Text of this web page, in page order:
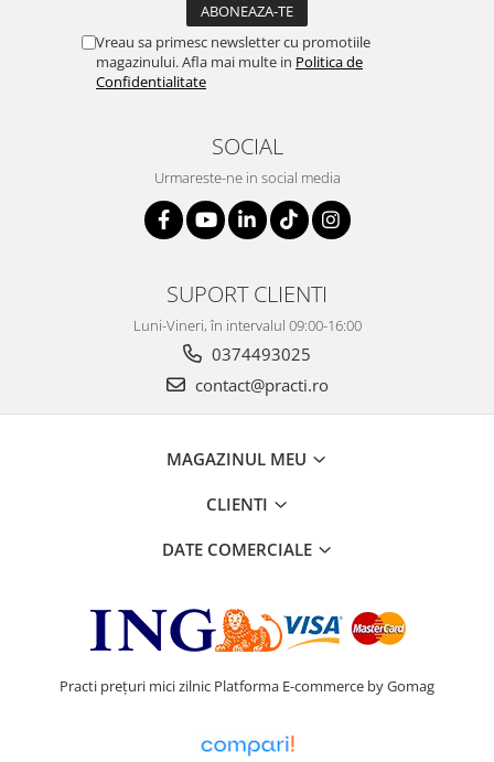
Vreau sa primesc newsletter cu promotiile
magazinului. Afla mai multe in Politica de
Confidentialitate
SOCIAL
Urmareste-ne in social media
SUPORT CLIENTI
Luni-Vineri, în intervalul 09:00-16:00
0374493025
contact@practi.ro
MAGAZINUL MEU
CLIENTI
DATE COMERCIALE
Practi prețuri mici zilnic Platforma E-commerce by Gomag